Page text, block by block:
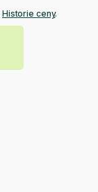
Historie ceny.